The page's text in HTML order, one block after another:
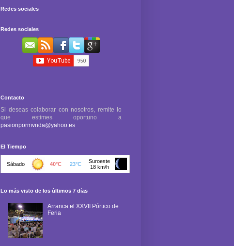
Redes sociales
Redes sociales
Contacto
Si deseas colaborar con nosotros, remite lo
que estimes oportuno a
pasionpormvnda@yahoo.es
El Tiempo
Lo más visto de los últimos 7 días
Arranca el XXVII Pórtico de
Feria